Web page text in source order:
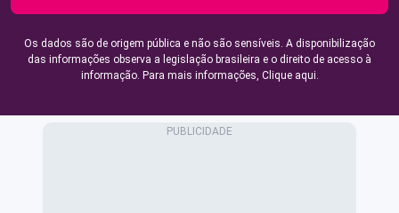
Os dados são de origem pública e não são sensíveis. A disponibilização
das informações observa a legislação brasileira e o direito de acesso à
informação. Para mais informações, Clique aqui.